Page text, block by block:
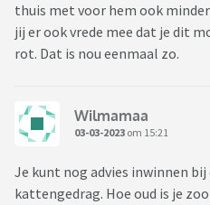
thuis met voor hem ook
jij er ook vrede mee dat je dit
rot. Dat is nou eenmaal zo.
Wilmamaa
03-03-2023 om 15:21
Je kunt nog advies inwinnen
kattengedrag. Hoe oud is je